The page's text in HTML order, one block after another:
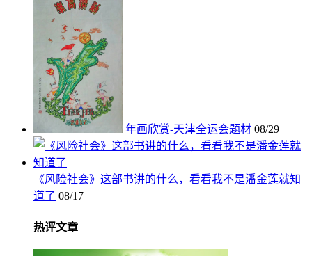
年画欣赏-天津全运会题材 08/29
《风险社会》这部书讲的什么，看看我不是潘金莲就知
道了 08/17
热评文章